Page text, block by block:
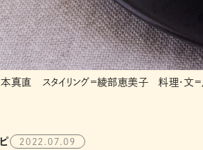
真直 スタイリング=綾部恵美子 料理・文=
2022.07.09